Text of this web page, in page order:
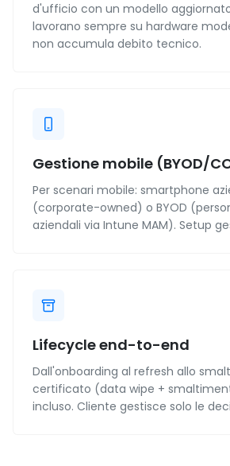
d'ufficio con un modello
lavorano sempre su hardware
non accumula debito tecnico.
Gestione mobile (BYOD/
Per scenari mobile: smartphone
(corporate-owned) o BYOD
aziendali via Intune MAM). Setup
Lifecycle end-to-end
Dall'onboarding al refresh allo
certificato (data wipe +
incluso. Cliente gestisce solo le